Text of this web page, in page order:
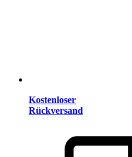
Kostenloser
Rückversand